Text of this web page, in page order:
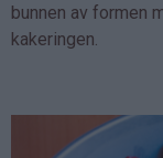
bunnen av formen
kakeringen.